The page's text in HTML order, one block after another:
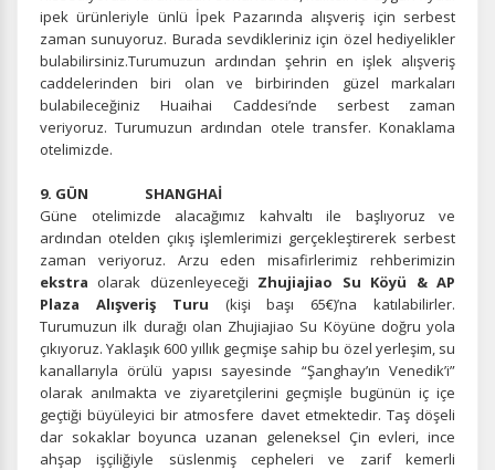
ipek ürünleriyle ünlü İpek Pazarında alışveriş için serbest
zaman sunuyoruz. Burada sevdikleriniz için özel hediyelikler
bulabilirsiniz.Turumuzun ardından şehrin en işlek alışveriş
caddelerinden biri olan ve birbirinden güzel markaları
bulabileceğiniz Huaihai Caddesi’nde serbest zaman
veriyoruz. Turumuzun ardından otele transfer. Konaklama
otelimizde.
9. GÜN SHANGHAİ
Güne otelimizde alacağımız kahvaltı ile başlıyoruz ve
ardından otelden çıkış işlemlerimizi gerçekleştirerek serbest
zaman veriyoruz. Arzu eden misafirlerimiz rehberimizin
ekstra olarak düzenleyeceği Zhujiajiao Su Köyü & AP
Plaza Alışveriş Turu (kişi başı 65€)’na katılabilirler.
Turumuzun ilk durağı olan Zhujiajiao Su Köyüne doğru yola
çıkıyoruz. Yaklaşık 600 yıllık geçmişe sahip bu özel yerleşim, su
kanallarıyla örülü yapısı sayesinde “Şanghay’ın Venedik’i”
olarak anılmakta ve ziyaretçilerini geçmişle bugünün iç içe
geçtiği büyüleyici bir atmosfere davet etmektedir. Taş döşeli
dar sokaklar boyunca uzanan geleneksel Çin evleri, ince
ahşap işçiliğiyle süslenmiş cepheleri ve zarif kemerli